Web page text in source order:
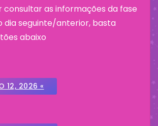
consultar as informações da fase
dia seguinte/anterior, basta
abaixo
12, 2026 «